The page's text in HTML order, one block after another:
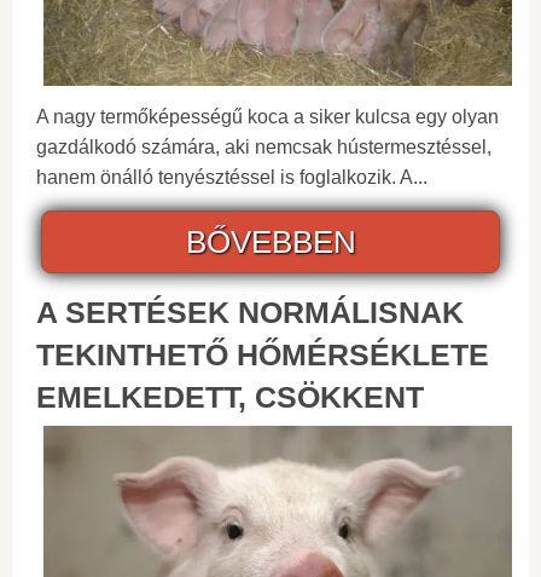
A nagy termőképességű koca a siker kulcsa egy olyan
gazdálkodó számára, aki nemcsak hústermesztéssel,
hanem önálló tenyésztéssel is foglalkozik. A...
BŐVEBBEN
A SERTÉSEK NORMÁLISNAK
TEKINTHETŐ HŐMÉRSÉKLETE
EMELKEDETT, CSÖKKENT